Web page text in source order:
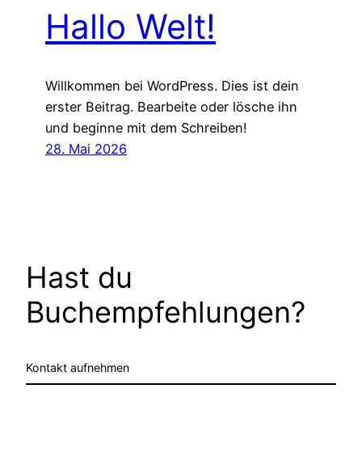
Hallo Welt!
Willkommen bei WordPress. Dies ist dein
erster Beitrag. Bearbeite oder lösche ihn
und beginne mit dem Schreiben!
28. Mai 2026
Hast du
Buchempfehlungen?
Kontakt aufnehmen